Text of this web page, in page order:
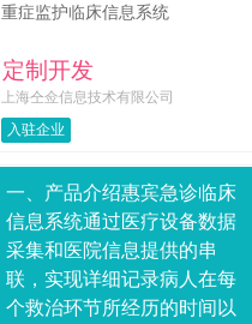
个工作流程的效率，为真正
重症监护临床信息系统
定制开发
上海仝佥信息技术有限公司
入驻企业
一、产品介绍惠宾急诊临床
信息系统通过医疗设备数据
采集和医院信息提供的串
联，实现详细记录病人在每
个救治环节所经历的时间以